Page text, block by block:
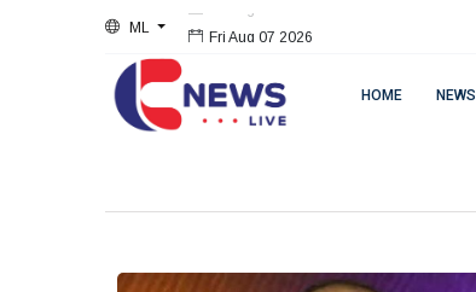
ML Fri Aug 07 2026
HOME NEWS